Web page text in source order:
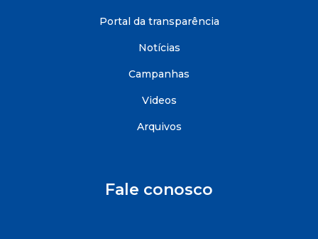
Portal da transparência
Notícias
Campanhas
Videos
Arquivos
Fale conosco